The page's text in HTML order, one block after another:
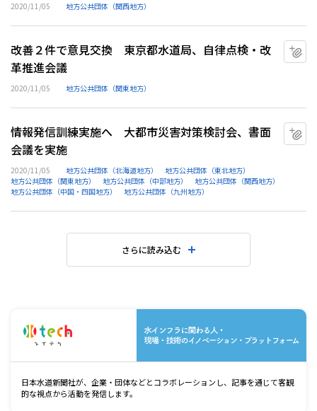
2020/11/05 地方公共団体（関西地方）
改善２件で意見交換 東京都水道局、自律点検・改
革推進会議
2020/11/05 地方公共団体（関東地方）
情報発信訓練実施へ 大都市災害対策検討会、書面
会議を実施
2020/11/05 地方公共団体（北海道地方）
地方公共団体（東北地方）
地方公共団体（関東地方）
地方公共団体（中部地方）
地方公共団体（関西地方）
地方公共団体（中国・四国地方）
地方公共団体（九州地方）
さらに読み込む
日本水道新聞社が、企業・団体などとコラボレーションし、記事を通じて客観
的な視点から活動を発信します。